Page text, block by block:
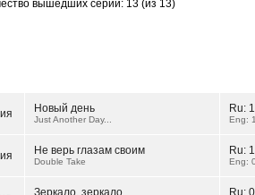
вышедших серий: 13 (из 13)
Новый день
Just Another Day...
Ru:
Eng:
Не верь глазам своим
Double Take
Ru:
Eng: